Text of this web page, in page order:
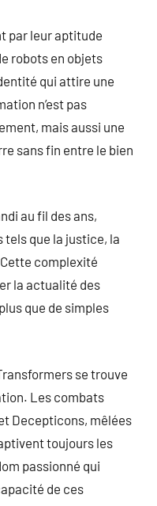
par leur aptitude
robots en objets
qui attire une
n’est pas
mais aussi une
sans fin entre le bien
au fil des ans,
que la justice, la
complexité
la actualité des
que de simples
se trouve
Les combats
Decepticons, mêlées
toujours les
passionné qui
de ces